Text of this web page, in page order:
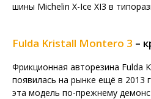
шины Michelin X-Ice XI3 в
Fulda Kristall Montero 3 –
Фрикционная авторезина Fulda
появилась на рынке ещё в 2013
эта модель по-прежнему